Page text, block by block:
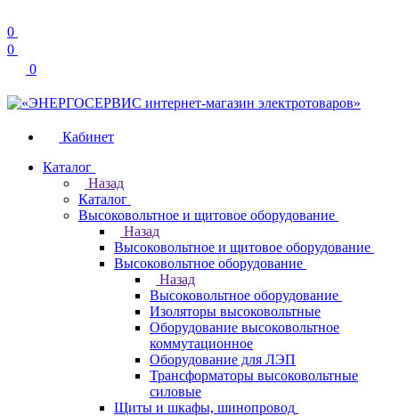
0
0
0
Кабинет
Каталог
Назад
Каталог
Высоковольтное и щитовое оборудование
Назад
Высоковольтное и щитовое оборудование
Высоковольтное оборудование
Назад
Высоковольтное оборудование
Изоляторы высоковольтные
Оборудование высоковольтное
коммутационное
Оборудование для ЛЭП
Трансформаторы высоковольтные
силовые
Щиты и шкафы, шинопровод